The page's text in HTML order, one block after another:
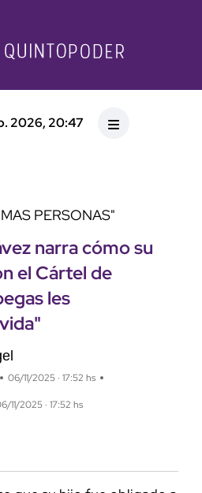
2026, 20:47
PERSONAS"
narra cómo su
el Cártel de
les
06/11/2025 · 17:52 hs
11/2025 · 17:52 hs